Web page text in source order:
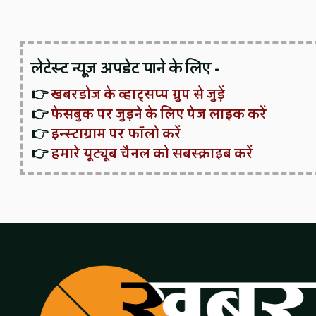
लेटेस्ट न्यूज़ अपडेट पाने के लिए -
👉खबरडोज के व्हाट्सप्प ग्रुप से जुड़ें
👉फेसबुक पर जुड़ने के लिए पेज लाइक करें
👉इन्स्टाग्राम पर फॉलो करें
👉हमारे यूट्यूब चैनल को सबस्क्राइब करें